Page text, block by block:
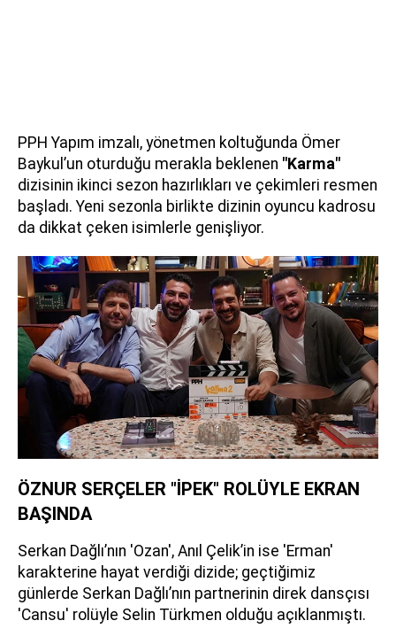
PPH Yapım imzalı, yönetmen koltuğunda Ömer
Baykul’un oturduğu merakla beklenen "Karma"
dizisinin ikinci sezon hazırlıkları ve çekimleri resmen
başladı. Yeni sezonla birlikte dizinin oyuncu kadrosu
da dikkat çeken isimlerle genişliyor.
ÖZNUR SERÇELER "İPEK" ROLÜYLE EKRAN
BAŞINDA
Serkan Dağlı’nın 'Ozan', Anıl Çelik’in ise 'Erman'
karakterine hayat verdiği dizide; geçtiğimiz
günlerde Serkan Dağlı’nın partnerinin direk dansçısı
'Cansu' rolüyle Selin Türkmen olduğu açıklanmıştı.